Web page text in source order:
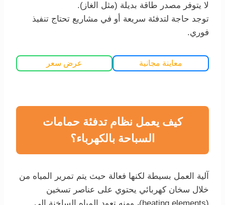
لا يتوفر مصدر طاقة بديلة (مثل الغاز).
توجد حاجة لتدفئة سريعة أو في مشاريع تحتاج تنفيذ
فوري.
معاينة مجانية عرض سعر
كيف يعمل نظام تدفئة حمامات
السباحة بالكهرباء؟
آلية العمل بسيطة لكنها فعالة حيث يتم تمرير المياه من
خلال سخان كهربائي يحتوي على عناصر تسخين